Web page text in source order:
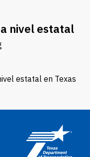
nivel estatal
estatal en Texas